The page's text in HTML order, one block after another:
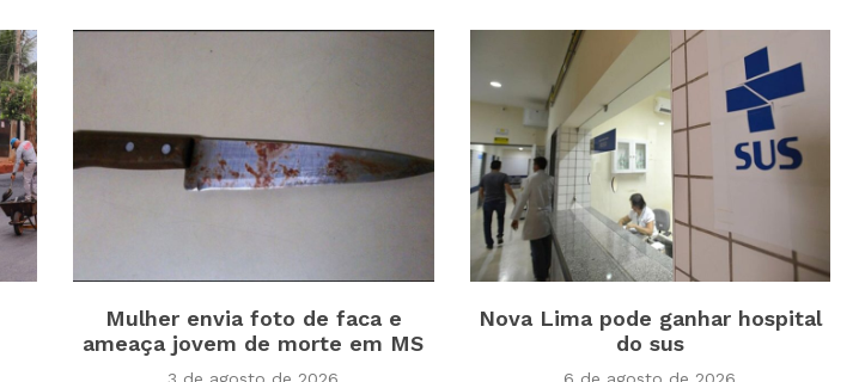
Mulher envia foto de faca e
ameaça jovem de morte em MS
Nova Lima pode ganhar hospital
do sus